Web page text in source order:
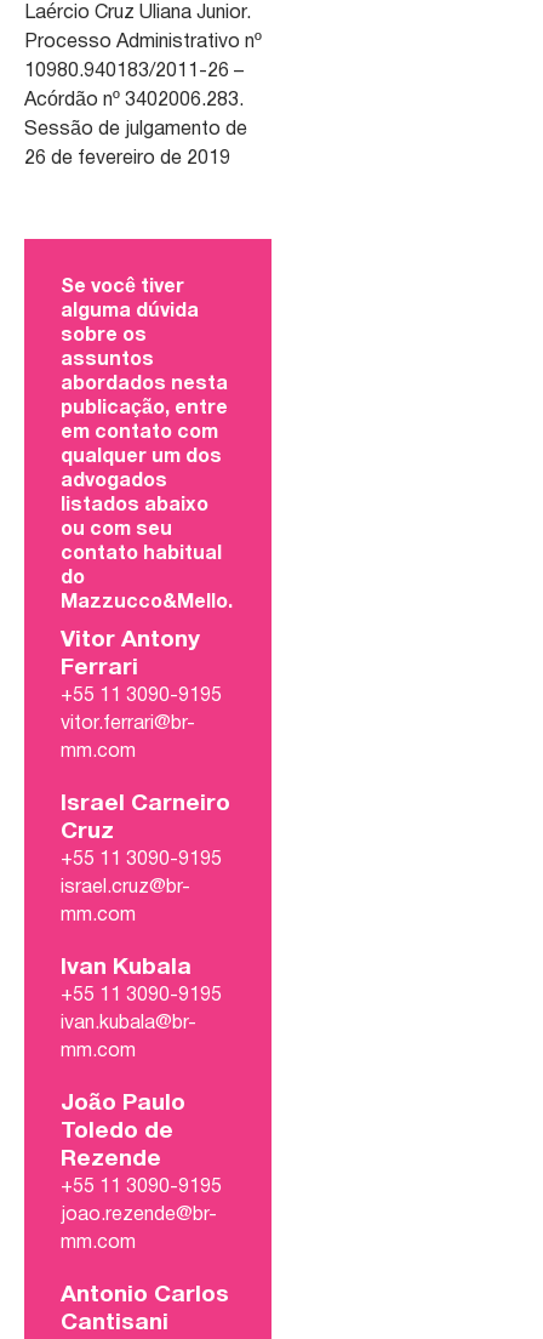
Laércio Cruz Uliana Junior.
Processo Administrativo nº
10980.940183/2011-26 –
Acórdão nº 3402006.283.
Sessão de julgamento de
26 de fevereiro de 2019
Se você tiver
alguma dúvida
sobre os
assuntos
abordados nesta
publicação, entre
em contato com
qualquer um dos
advogados
listados abaixo
ou com seu
contato habitual
do
Mazzucco&Mello.
Vitor Antony
Ferrari
+55 11 3090-9195
vitor.ferrari@br-
mm.com
Israel Carneiro
Cruz
+55 11 3090-9195
israel.cruz@br-
mm.com
Ivan Kubala
+55 11 3090-9195
ivan.kubala@br-
mm.com
João Paulo
Toledo de
Rezende
+55 11 3090-9195
joao.rezende@br-
mm.com
Antonio Carlos
Cantisani